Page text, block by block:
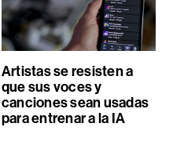
Artistas se resisten a
que sus voces y
canciones sean usadas
para entrenar a la IA